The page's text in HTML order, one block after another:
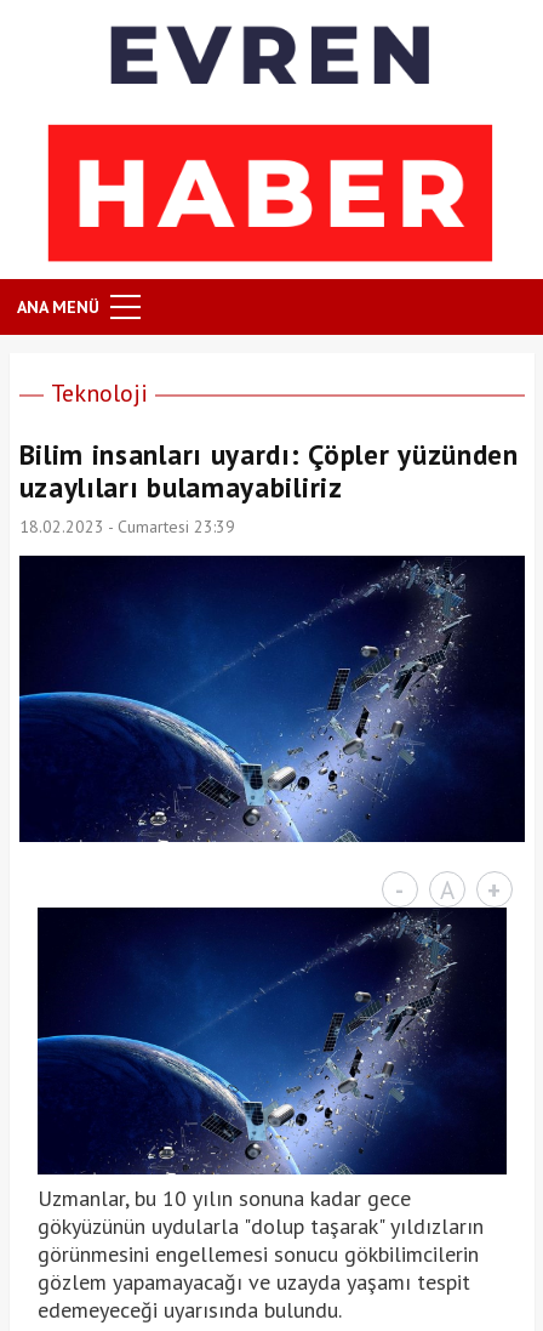
ANA MENÜ
Teknoloji
Bilim insanları uyardı: Çöpler yüzünden
uzaylıları bulamayabiliriz
18.02.2023 - Cumartesi 23:39
- A +
Uzmanlar, bu 10 yılın sonuna kadar gece
gökyüzünün uydularla "dolup taşarak" yıldızların
görünmesini engellemesi sonucu gökbilimcilerin
gözlem yapamayacağı ve uzayda yaşamı tespit
edemeyeceği uyarısında bulundu.